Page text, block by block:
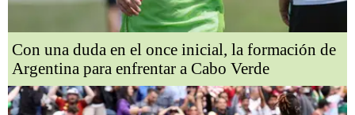
Con una duda en el once inicial, la formación de
Argentina para enfrentar a Cabo Verde